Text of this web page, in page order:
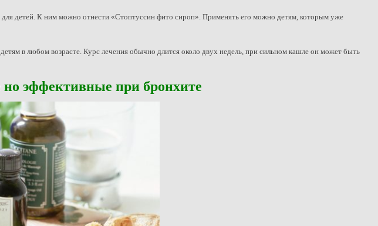
детей. К ним можно отнести «Стоптуссин фито сироп». Применять его можно детям, которым уже
в любом возрасте. Курс лечения обычно длится около двух недель, при сильном кашле он может быть
эффективные при бронхите